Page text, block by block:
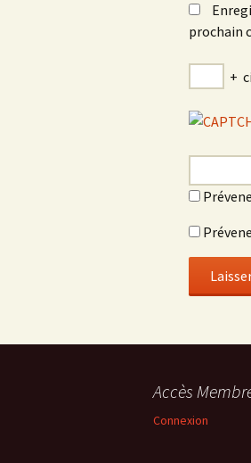
prochain
+
Accès
Connexion